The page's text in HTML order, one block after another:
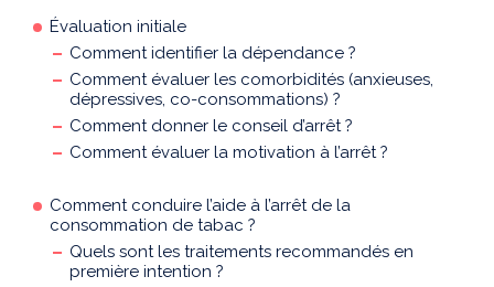
Évaluation initiale
Comment identifier la dépendance ?
Comment évaluer les comorbidités (anxieuses,
dépressives, co-consommations) ?
Comment donner le conseil d’arrêt ?
Comment évaluer la motivation à l’arrêt ?
Comment conduire l’aide à l’arrêt de la
consommation de tabac ?
Quels sont les traitements recommandés en
première intention ?